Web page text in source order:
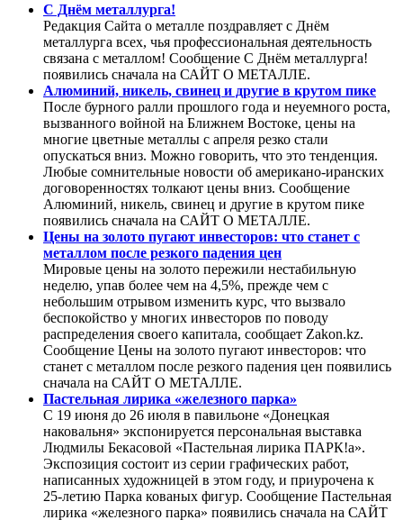
С Днём металлурга!
Редакция Сайта о металле поздравляет с Днём
металлурга всех, чья профессиональная деятельность
связана с металлом! Сообщение С Днём металлурга!
появились сначала на САЙТ О МЕТАЛЛЕ.
Алюминий, никель, свинец и другие в крутом пике
После бурного ралли прошлого года и неуемного роста,
вызванного войной на Ближнем Востоке, цены на
многие цветные металлы с апреля резко стали
опускаться вниз. Можно говорить, что это тенденция.
Любые сомнительные новости об американо-иранских
договоренностях толкают цены вниз. Сообщение
Алюминий, никель, свинец и другие в крутом пике
появились сначала на САЙТ О МЕТАЛЛЕ.
Цены на золото пугают инвесторов: что станет с
металлом после резкого падения цен
Мировые цены на золото пережили нестабильную
неделю, упав более чем на 4,5%, прежде чем с
небольшим отрывом изменить курс, что вызвало
беспокойство у многих инвесторов по поводу
распределения своего капитала, сообщает Zakon.kz.
Сообщение Цены на золото пугают инвесторов: что
станет с металлом после резкого падения цен появились
сначала на САЙТ О МЕТАЛЛЕ.
Пастельная лирика «железного парка»
С 19 июня до 26 июля в павильоне «Донецкая
наковальня» экспонируется персональная выставка
Людмилы Бекасовой «Пастельная лирика ПАРК!а».
Экспозиция состоит из серии графических работ,
написанных художницей в этом году, и приурочена к
25-летию Парка кованых фигур. Сообщение Пастельная
лирика «железного парка» появились сначала на САЙТ